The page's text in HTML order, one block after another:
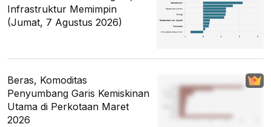
Infrastruktur Memimpin
(Jumat, 7 Agustus 2026)
Beras, Komoditas
Penyumbang Garis Kemiskinan
Utama di Perkotaan Maret
2026